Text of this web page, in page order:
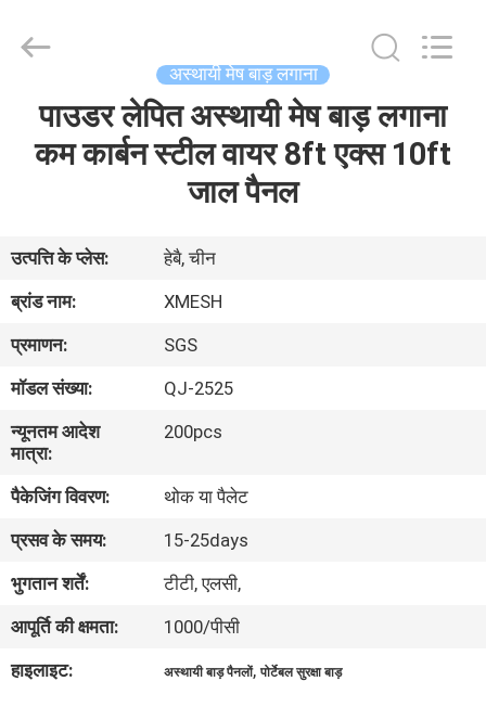
हमारे
बारे
में
कारखाना
भ्रमण
गुणवत्ता
नियंत्रण
संपर्क
करें
MFG
Reserved.
अस्थायी मेष बाड़ लगाना
पाउडर लेपित अस्थायी मेष बाड़ लगाना
कम कार्बन स्टील वायर 8ft एक्स 10ft
जाल पैनल
उत्पत्ति के प्लेस:
हेबै, चीन
ब्रांड नाम:
XMESH
प्रमाणन:
SGS
मॉडल संख्या:
QJ-2525
न्यूनतम आदेश
मात्रा:
200pcs
पैकेजिंग विवरण:
थोक या पैलेट
प्रसव के समय:
15-25days
भुगतान शर्तें:
टीटी, एलसी,
आपूर्ति की क्षमता:
1000/पीसी
हाइलाइट:
अस्थायी बाड़ पैनलों,पोर्टेबल सुरक्षा बाड़